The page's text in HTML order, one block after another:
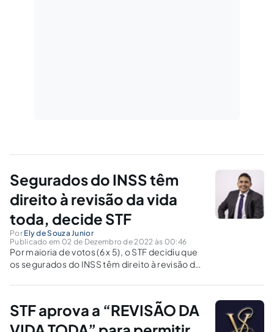
Segurados do INSS têm
direito à revisão da vida
toda, decide STF
Por Ely de Souza Junior
Publicado em 02 de Dezembro de 2022 às 00:46
Por maioria de votos (6 x 5), o STF decidiu que
os segurados do INSS têm direito à revisão da
Extraordinário n° 1276977, com repercução
geral reconhecida, Tema n° 1.102, foi finalizado
nesta quinta-feira...
STF aprova a “REVISÃO DA